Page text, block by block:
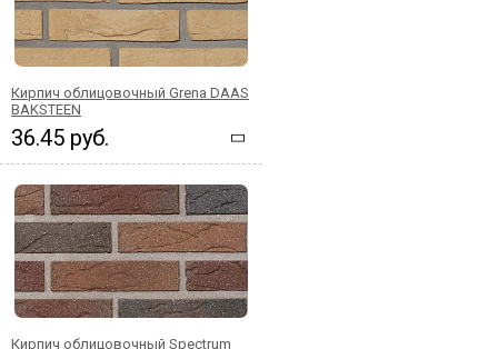
Кирпич облицовочный Grena DAAS
BAKSTEEN
36.45 руб.
Кирпич облицовочный Spectrum